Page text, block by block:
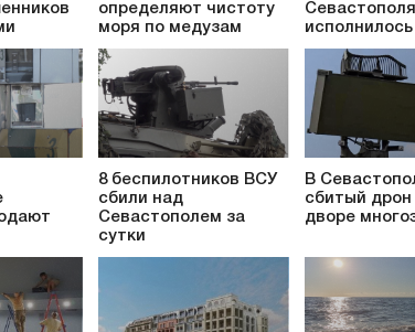
определяют чистоту
моря по медузам
Севастополя
исполнилось
8 беспилотников ВСУ
сбили над
Севастополем за
сутки
В
сбитый дрон
дворе